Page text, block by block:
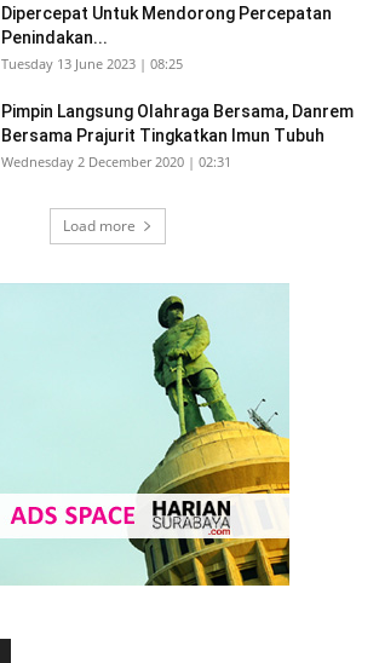
Dipercepat Untuk Mendorong Percepatan
Penindakan...
Tuesday 13 June 2023 | 08:25
Pimpin Langsung Olahraga Bersama, Danrem
Bersama Prajurit Tingkatkan Imun Tubuh
Wednesday 2 December 2020 | 02:31
Load more